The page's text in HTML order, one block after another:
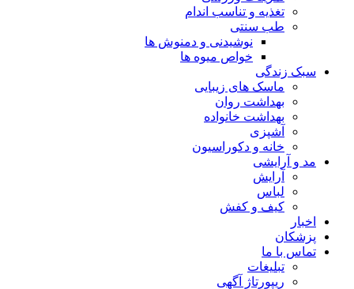
تغذیه و تناسب اندام
طب سنتی
نوشیدنی و دمنوش ها
خواص میوه ها
سبک زندگی
ماسک های زیبایی
بهداشت روان
بهداشت خانواده
آشپزی
خانه و دکوراسیون
مد و آرایشی
آرایش
لباس
کیف و کفش
اخبار
پزشکان
تماس با ما
تبلیغات
ریپورتاژ آگهی